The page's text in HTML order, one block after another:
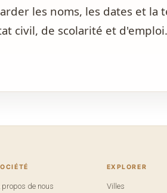
les noms, les dates et la
civil, de scolarité et d'emploi.
propos de nous
EXPLORER
Villes